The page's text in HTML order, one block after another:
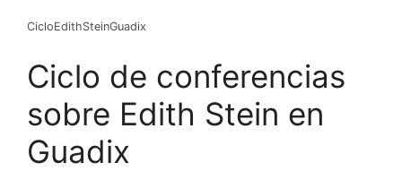
CicloEdithSteinGuadix
Ciclo de conferencias
sobre Edith Stein en
Guadix